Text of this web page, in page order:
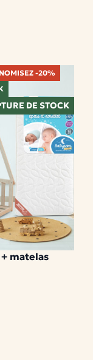
matelas
-20%
DE STOCK